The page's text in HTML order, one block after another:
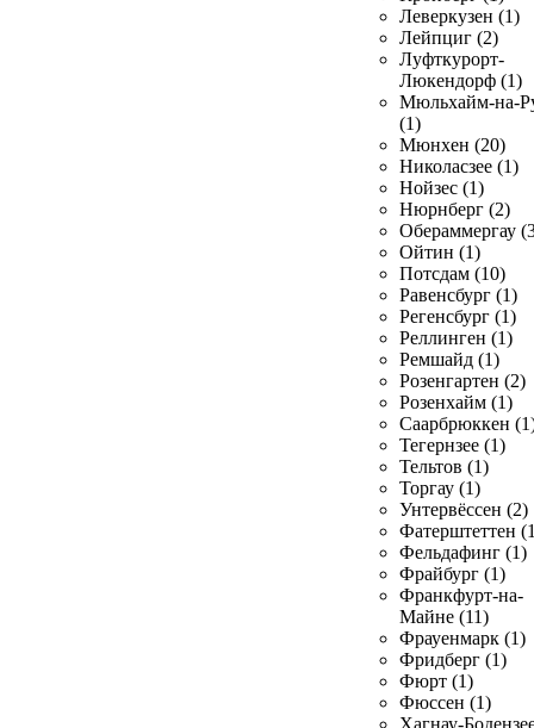
Леверкузен (1)
Лейпциг (2)
Луфткурорт-
Люкендорф (1)
Мюльхайм-на-
(1)
Мюнхен (20)
Николасзее (1)
Нойзес (1)
Нюрнберг (2)
Обераммергау
Ойтин (1)
Потсдам (10)
Равенсбург (1)
Регенсбург (1)
Реллинген (1)
Ремшайд (1)
Розенгартен (2)
Розенхайм (1)
Саарбрюккен
Тегернзее (1)
Тельтов (1)
Торгау (1)
Унтервёссен (2)
Фатерштеттен
Фельдафинг (1)
Фрайбург (1)
Франкфурт-на-
Майне (11)
Фрауенмарк (1)
Фридберг (1)
Фюрт (1)
Фюссен (1)
Хагнау-